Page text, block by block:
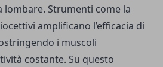
lombare. Strumenti come la
amplificano l’efficacia di
i muscoli
costante. Su questo